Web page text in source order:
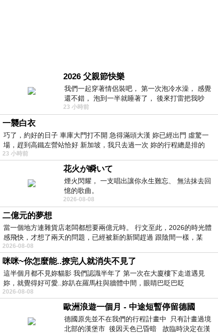
2026 父親節快樂
我們一起穿著情侶裝吧， 第一次泡冷水澡， 感覺
還不錯， 泡到一半就睡著了， 後來打雷把我吵
醒， 手
23 小時前
一襲白衣
巧了，約好的日子 車庫大門打不開 急得滿頭大漢 妳已經出門 虛驚一
場，趕到高鐵左營站恰好 新加坡，我只去過一次 妳的行程總是排的
23 小時前
花火が瞬いて
煙火閃耀， 一支唱出讓你永生難忘、 無法抹去回
憶的歌曲。
2026-08-08
二億元的夢想
當一個地方連雜貨店老闆都想要兩億元時。 行文至此，2026的時光體
感飛快，才想了兩天的問題，已經被新的新聞趕過 跟陰間一樣，某
2026-08-08
咪咪~你怎麼能..撩完人就消失不見了
這半個月都不見妳貓影 我們認識半年了 第一次在大廈樓下走道遇見
妳，就覺得好可愛..妳趴在羅馬柱與牆體中間，眼睛巴眨巴眨
2026-08-08
歐洲浪遊一個月 - 中途短暫停留德國
德國原先並不在我們的行程計畫中 只有計畫過境
北部的漢堡市 後因天色已昏暗 故臨時決定在漢